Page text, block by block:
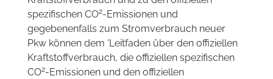
spezifischen CO2-Emissionen und
gegebenenfalls zum Stromverbrauch neuer
Pkw können dem 'Leitfaden über den offiziellen
Kraftstoffverbrauch, die offiziellen spezifischen
CO2-Emissionen und den offiziellen